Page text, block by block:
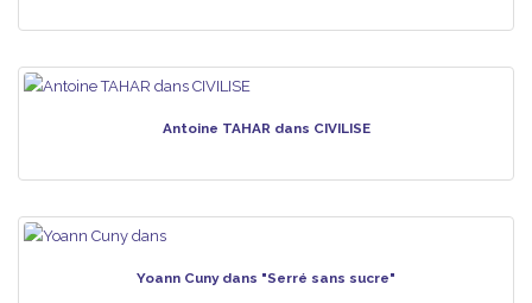
Antoine TAHAR dans CIVILISE
Yoann Cuny dans "Serré sans sucre"